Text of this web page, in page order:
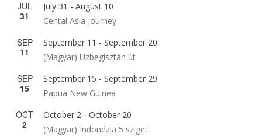
JUL
31
July 31 - August 10
Cental Asia journey
SEP
11
September 11 - September 20
(Magyar) Üzbegisztán út
SEP
15
September 15 - September 29
Papua New Guinea
OCT
2
October 2 - October 20
(Magyar) Indonézia 5 sziget